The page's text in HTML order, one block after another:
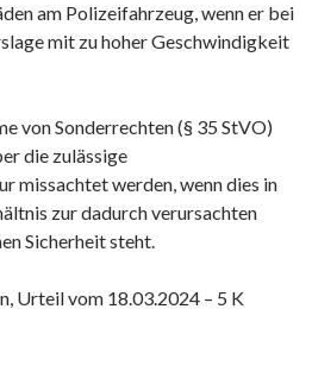
am Polizeifahrzeug, wenn er bei
mit zu hoher Geschwindigkeit
von Sonderrechten (§ 35 StVO)
die zulässige
missachtet werden, wenn dies in
zur dadurch verursachten
Sicherheit steht.
Urteil vom 18.03.2024 – 5 K